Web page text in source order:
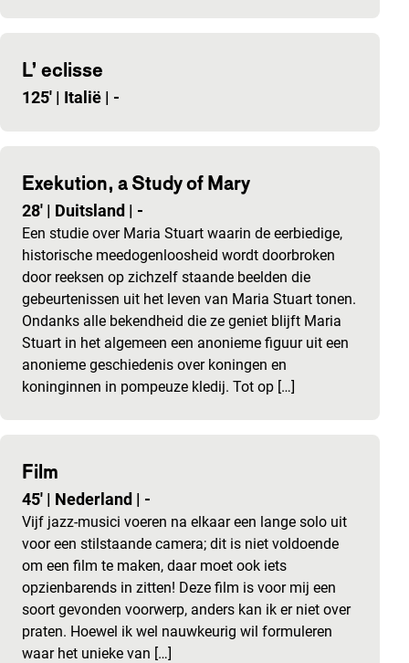
L’ eclisse
125' | Italië | -
Exekution, a Study of Mary
28' | Duitsland | -
Een studie over Maria Stuart waarin de eerbiedige,
historische meedogenloosheid wordt doorbroken
door reeksen op zichzelf staande beelden die
gebeurtenissen uit het leven van Maria Stuart tonen.
Ondanks alle bekendheid die ze geniet blijft Maria
Stuart in het algemeen een anonieme figuur uit een
anonieme geschiedenis over koningen en
koninginnen in pompeuze kledij. Tot op […]
Film
45' | Nederland | -
Vijf jazz-musici voeren na elkaar een lange solo uit
voor een stilstaande camera; dit is niet voldoende
om een film te maken, daar moet ook iets
opzienbarends in zitten! Deze film is voor mij een
soort gevonden voorwerp, anders kan ik er niet over
praten. Hoewel ik wel nauwkeurig wil formuleren
waar het unieke van […]